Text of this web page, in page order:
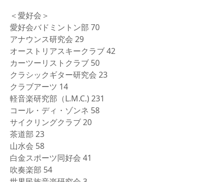
＜愛好会＞
愛好会バドミントン部 70
アナウンス研究会 29
オーストリアスキークラブ 42
カーツーリストクラブ 50
クラシックギター研究会 23
クラブアーツ 14
軽音楽研究部（L.M.C.) 231
コール・ディ・ゾンネ 58
サイクリングクラブ 20
茶道部 23
山水会 58
白金スポーツ同好会 41
吹奏楽部 54